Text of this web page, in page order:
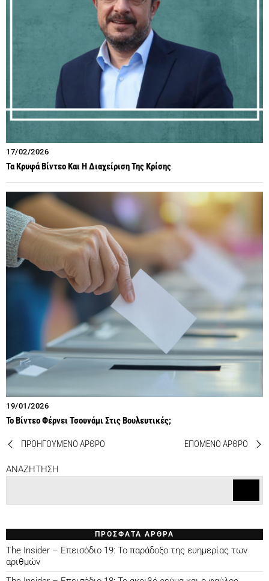
17/02/2026
Τα Κρυφά Βίντεο Και Η Διαχείριση Της Κρίσης
19/01/2026
Το Βίντεο Φέρνει Τσουνάμι Στις Βουλευτικές;
ΠΡΟΗΓΟΥΜΕΝΟ ΑΡΘΡΟ ΕΠΟΜΕΝΟ ΑΡΘΡΟ
ANAZHTHΣΗ
ΠΡΟΣΦΑΤΑ ΑΡΘΡΑ
The Insider – Επεισόδιο 19: Το παράδοξο της ευημερίας των
αριθμών